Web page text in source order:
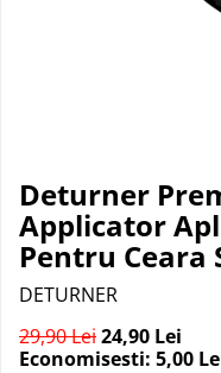
Deturner
Applicator
Pentru Ceara
DETURNER
29,90 Lei24,90 Lei
Economisesti: 5,00